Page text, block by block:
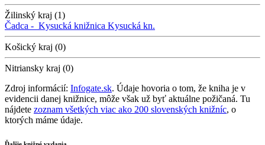
Žilinský kraj (1)
Čadca - Kysucká knižnica Kysucká kn.
Košický kraj (0)
Nitriansky kraj (0)
Zdroj informácií: Infogate.sk. Údaje hovoria o tom, že kniha je v
evidencii danej knižnice, môže však už byť aktuálne požičaná. Tu
nájdete zoznam všetkých viac ako 200 slovenských knižníc, o
ktorých máme údaje.